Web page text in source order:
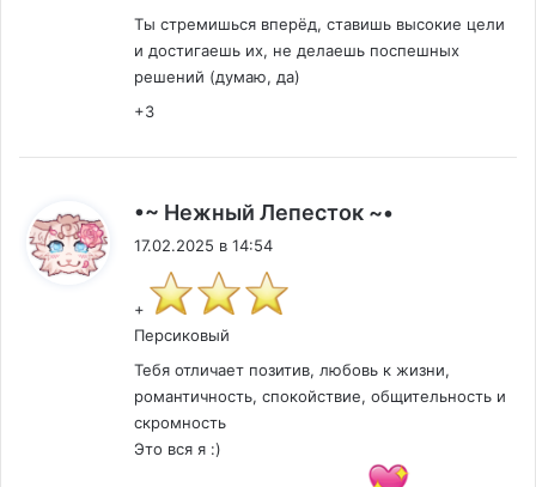
Ты стремишься вперёд, ставишь высокие цели
и достигаешь их, не делаешь поспешных
решений (думаю, да)
+3
•~ Нежный Лепесток ~•
17.02.2025 в 14:54
+
Персиковый
Тебя отличает позитив, любовь к жизни,
романтичность, спокойствие, общительность и
скромность
Это вся я :)